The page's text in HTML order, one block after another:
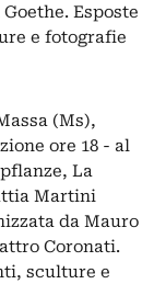
Esposte
e fotografie
(Ms),
ore 18 - al
La
Martini
da Mauro
Coronati.
sculture e